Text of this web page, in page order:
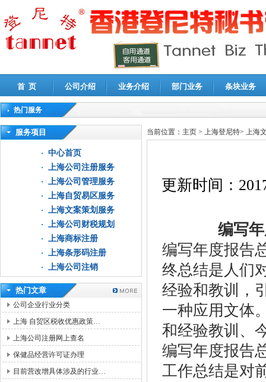
首 页 公司介绍 业务介绍 部门业务 条块业务
热门服务
高新技术企业认定审计|企业所得税汇算清缴申报鉴证
服务项目
中心首页
上海公司注册服务
上海公司管理服务
上海自贸易区服务
上海文案策划服务
上海公司财税规划
上海商标注册
上海条形码注册
上海公司注销
热门文章
公司企业行业分类
上海 自贸区税收优惠政策…
上海公司注册网上查名
保健品经营许可证办理
目前营改增具体涉及的行业…
当前位置： 主页 > 上海登尼特> 上海
更新时间：
编写
编写年度报告
终总结是人们
经验和教训，
一种应用文体
和经验教训、
编写年度报告
工作总结是对